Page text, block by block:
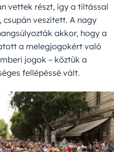
vettek részt, így a tiltással
veszített. A nagy
akkor, hogy a
a melegjogokért való
jogok – köztük a
fellépéssé vált.